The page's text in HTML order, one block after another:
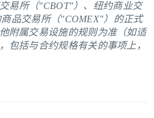
易所（"CBOT"）、纽约商业交
品交易所（"COMEX"）的正式
附属交易设施的规则为准（如适
包括与合约规格有关的事项上，